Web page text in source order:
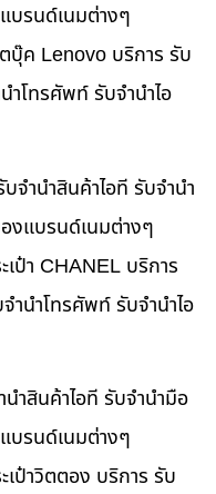
บรนด์เนมต่างๆ
บุ๊ค Lenovo บริการ รับ
ำโทรศัพท์ รับจำนำไอ
จำนำสินค้าไอที รับจำนำ
งแบรนด์เนมต่างๆ
ป๋า CHANEL บริการ
ำนำโทรศัพท์ รับจำนำไอ
ำสินค้าไอที รับจำนำมือ
บรนด์เนมต่างๆ
ป๋าวิตตอง บริการ รับ